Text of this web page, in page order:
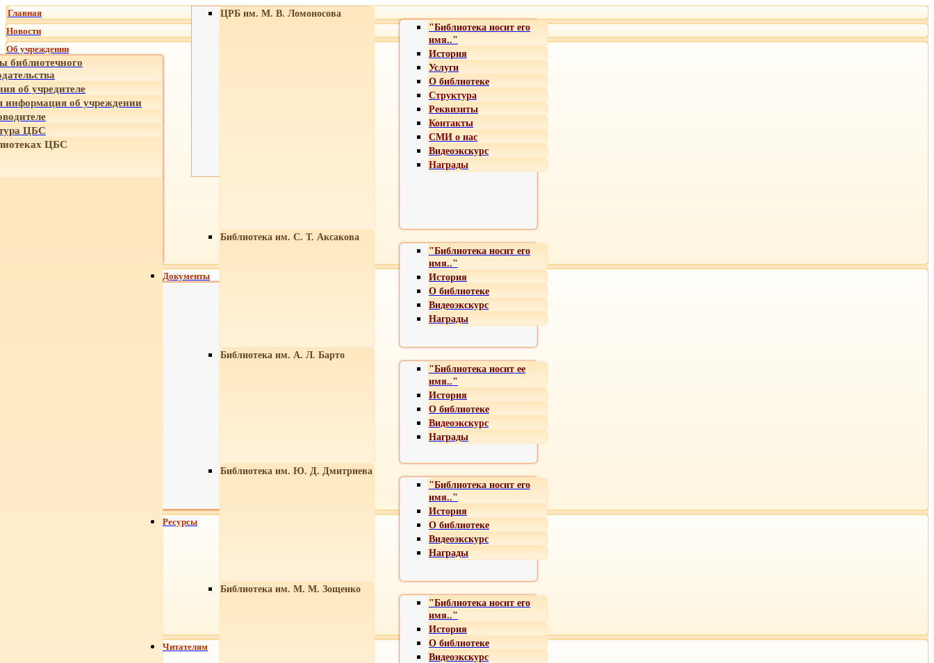
Главная
Новости
Об учреждении
библиотечного
об учредителе
об учреждении
ЦБС
ЦБС
ЦРБ им. М. В. Ломоносова
"Библиотека носит его
имя.."
История
Услуги
О библиотеке
Структура
Реквизиты
Контакты
СМИ о нас
Видеоэкскурс
Награды
Библиотека им. С. Т. Аксакова
"Библиотека носит его
имя.."
История
О библиотеке
Видеоэкскурс
Награды
Библиотека им. А. Л. Барто
"Библиотека носит ее
имя.."
История
О библиотеке
Видеоэкскурс
Награды
Библиотека им. Ю. Д. Дмитриева
"Библиотека носит его
имя.."
История
О библиотеке
Видеоэкскурс
Награды
Библиотека им. М. М. Зощенко
"Библиотека носит его
имя.."
История
О библиотеке
Видеоэкскурс
Документы
Ресурсы
Читателям